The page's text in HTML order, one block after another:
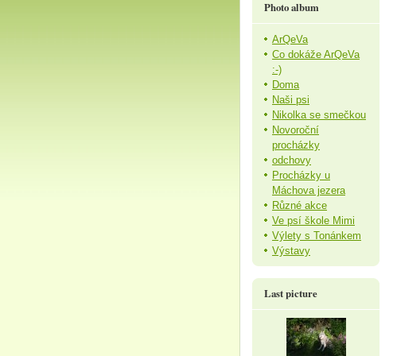
Photo album
ArQeVa
Co dokáže ArQeVa
:-)
Doma
Naši psi
Nikolka se smečkou
Novoroční
procházky
odchovy
Procházky u
Máchova jezera
Různé akce
Ve psí škole Mimi
Výlety s Tonánkem
Výstavy
Last picture